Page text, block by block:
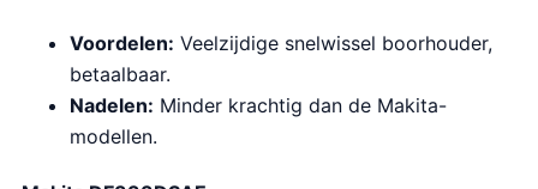
Voordelen: Veelzijdige snelwissel boorhouder,
betaalbaar.
Nadelen: Minder krachtig dan de Makita-
modellen.